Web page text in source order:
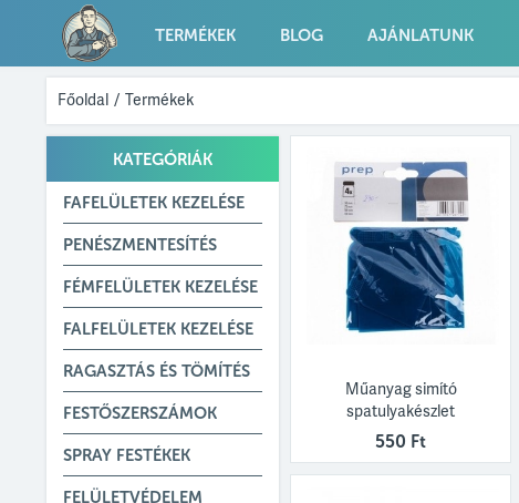
TERMÉKEK BLOG AJÁNLATUNK
Főoldal / Termékek
KATEGÓRIÁK
FAFELÜLETEK KEZELÉSE
PENÉSZMENTESÍTÉS
FÉMFELÜLETEK KEZELÉSE
FALFELÜLETEK KEZELÉSE
RAGASZTÁS ÉS TÖMÍTÉS
FESTŐSZERSZÁMOK
SPRAY FESTÉKEK
FELÜLETVÉDELEM
Műanyag simító
spatulyakészlet
550 Ft